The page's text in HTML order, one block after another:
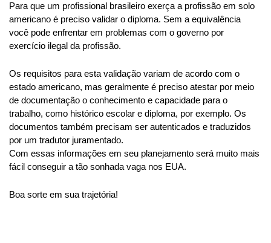
Para que um profissional brasileiro exerça a profissão em solo
americano é preciso validar o diploma. Sem a equivalência
você pode enfrentar em problemas com o governo por
exercício ilegal da profissão.
Os requisitos para esta validação variam de acordo com o
estado americano, mas geralmente é preciso atestar por meio
de documentação o conhecimento e capacidade para o
trabalho, como histórico escolar e diploma, por exemplo. Os
documentos também precisam ser autenticados e traduzidos
por um tradutor juramentado.
Com essas informações em seu planejamento será muito mais
fácil conseguir a tão sonhada vaga nos EUA.
Boa sorte em sua trajetória!
Personalizar